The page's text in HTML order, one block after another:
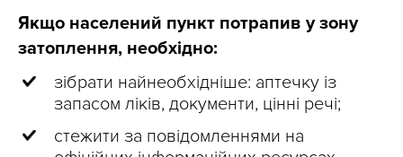
Якщо населений пункт потрапив у зону
затоплення, необхідно:
зібрати найнеобхідніше: аптечку із
запасом ліків, документи, цінні речі;
стежити за повідомленнями на